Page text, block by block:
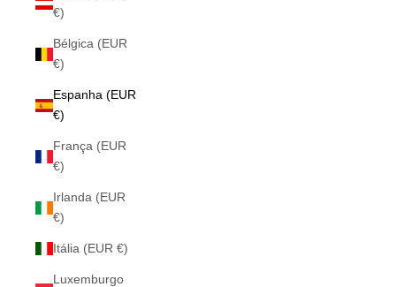
€)
Bélgica (EUR
€)
Espanha (EUR
€)
França (EUR
€)
Irlanda (EUR
€)
Itália (EUR €)
Luxemburgo